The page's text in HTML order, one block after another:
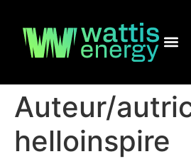
Auteur/
helloinspire